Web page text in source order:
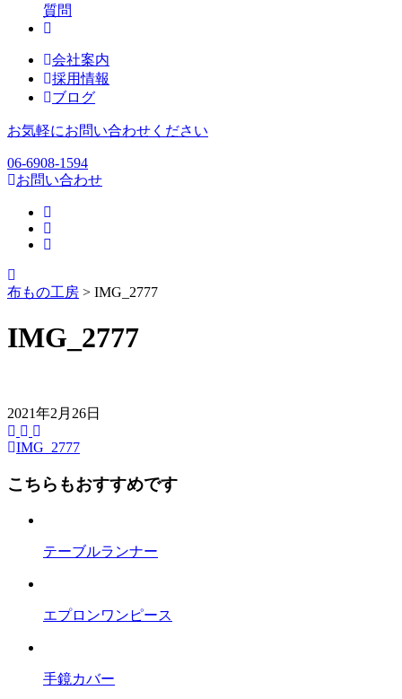
質問
会社案内
採用情報
ブログ
お気軽にお問い合わせください
06-6908-1594
お問い合わせ
布もの工房 > IMG_2777
IMG_2777
2021年2月26日
前
後
IMG_2777
こちらもおすすめです
テーブルランナー
エプロンワンピース
手鏡カバー